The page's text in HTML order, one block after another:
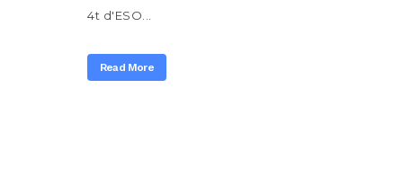
4t d'ESO...
Read More